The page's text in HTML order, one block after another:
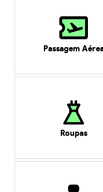
Passagem
Roupas